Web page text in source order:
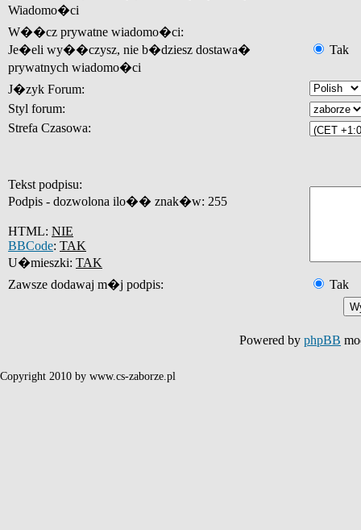
Wiadomo�ci
W��cz prywatne wiadomo�ci:
Je�eli wy��czysz, nie b�dziesz dostawa�
prywatnych wiadomo�ci
Tak
J�zyk Forum:
Styl forum:
Strefa Czasowa:
Tekst podpisu:
Podpis - dozwolona ilo�� znak�w: 255
HTML: NIE
BBCode: TAK
U�mieszki: TAK
Zawsze dodawaj m�j podpis:
Tak
Powered by phpBB
Copyright 2010 by www.cs-zaborze.pl